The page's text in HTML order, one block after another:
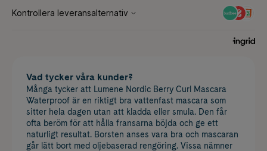
Vad tycker våra kunder?
Många tycker att Lumene Nordic Berry Curl Mascara
Waterproof är en riktigt bra vattenfast mascara som
sitter hela dagen utan att kladda eller smula. Den får
ofta beröm för att hålla fransarna böjda och ge ett
naturligt resultat. Borsten anses vara bra och mascaran
går lätt bort med oljebaserad rengöring. Vissa nämner